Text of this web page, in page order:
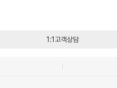
1:1고객상담